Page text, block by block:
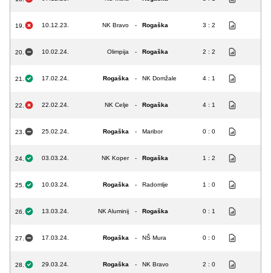
19. 10.12.23. NK Bravo - Rogaška 3 : 2
20. 10.02.24. Olimpija - Rogaška 2 : 2
21. 17.02.24. Rogaška - NK Domžale 4 : 1
22. 22.02.24. NK Celje - Rogaška 4 : 1
23. 25.02.24. Rogaška - Maribor 0 : 0
24. 03.03.24. NK Koper - Rogaška 1 : 2
25. 10.03.24. Rogaška - Radomlje 1 : 0
26. 13.03.24. NK Aluminij - Rogaška 0 : 1
27. 17.03.24. Rogaška - NŠ Mura 0 : 0
28. 29.03.24. Rogaška - NK Bravo 2 : 0